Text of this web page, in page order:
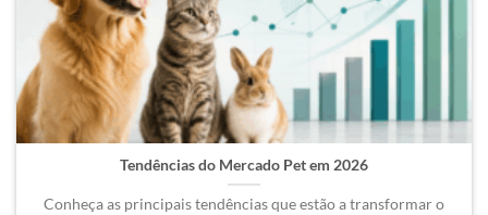
Tendências do Mercado Pet em 2026
Conheça as principais tendências que estão a transformar o